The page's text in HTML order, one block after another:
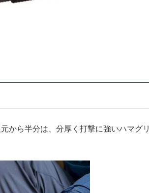
から半分は、分厚く打撃に強いハマグリ